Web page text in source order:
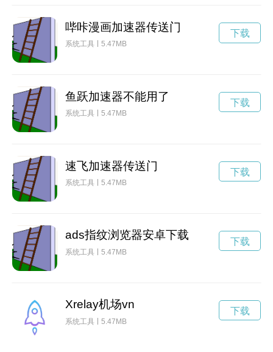
哔咔漫画加速器传送门
系统工具 5.47MB
下载
鱼跃加速器不能用了
系统工具 5.47MB
下载
速飞加速器传送门
系统工具 5.47MB
下载
ads指纹浏览器安卓下载
系统工具 5.47MB
下载
Xrelay机场vn
系统工具 5.47MB
下载